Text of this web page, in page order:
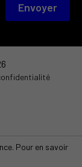
Envoyer
Pour en savoir